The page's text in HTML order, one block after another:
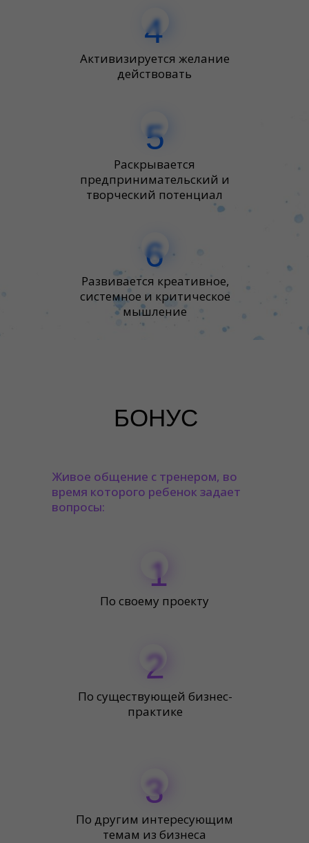
6
4
5
Развивается креативное,
системное и критическое
мышление
Активизируется желание
действовать
Раскрывается
предпринимательский и
творческий потенциал
3
1
2
БОНУС
По другим интересующим
темам из бизнеса
Живое общение с тренером, во
время которого ребенок задает
вопросы:
По своему проекту
По существующей бизнес-
практике